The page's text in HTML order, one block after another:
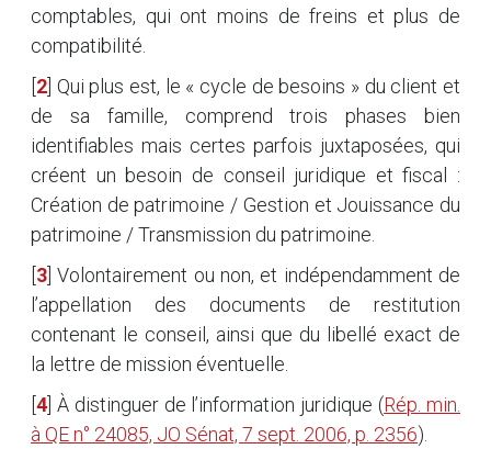
comptables, qui ont moins de freins et plus de
compatibilité.
2 Qui plus est, le « cycle de besoins » du client et
de sa famille, comprend trois phases bien
identifiables mais certes parfois juxtaposées, qui
créent un besoin de conseil juridique et fiscal :
Création de patrimoine / Gestion et Jouissance du
patrimoine / Transmission du patrimoine.
3 ]Volontairement ou non, et indépendamment de
l’appellation des documents de restitution
contenant le conseil, ainsi que du libellé exact de
la lettre de mission éventuelle.
4 À distinguer de l’information juridique (Rép. min.
à QE n° 24085, JO Sénat, 7 sept. 2006, p. 2356).